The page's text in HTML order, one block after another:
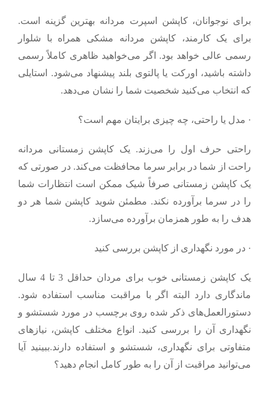
برای نوجوانان، کاپشن اسپرت مردانه بهترین گزینه است.
برای یک کارمند، کاپشن مردانه مشکی همراه با شلوار
رسمی عالی خواهد بود. اگر می‌خواهید ظاهری کاملاً رسمی
داشته باشید، اورکت یا پالتوی بلند پیشنهاد می‌شود. استایلی
که انتخاب می‌کنید شخصیت شما را نشان می‌دهد.
· مدل یا راحتی، چه چیزی برایتان مهم است؟
راحتی حرف اول را می‌زند. یک کاپشن زمستانی مردانه
راحت از شما در برابر سرما محافظت می‌کند. در صورتی که
یک کاپشن زمستانی صرفاً شیک ممکن است انتظارات شما
را در سرما برآورده نکند. مطمئن شوید کاپشن شما هر دو
هدف را به طور همزمان برآورده می‌سازد.
· در مورد نگهداری از کاپشن بررسی کنید
یک کاپشن زمستانی خوب برای مردان حداقل 3 تا 4 سال
ماندگاری دارد البته اگر با مراقبت مناسب استفاده شود.
دستورالعمل‌های ذکر شده روی برچسب در مورد شستشو و
نگهداری آن را بررسی کنید. انواع مختلف کاپشن‌، نیازهای
متفاوتی برای نگهداری، شستشو و استفاده دارند.ببینید آیا
می‌توانید مراقبت از آن را به طور کامل انجام دهید؟